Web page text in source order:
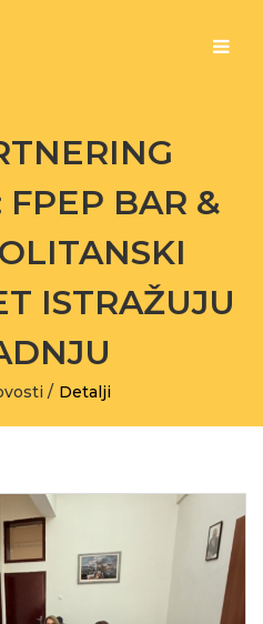
FPEP BAR &
ISTRAŽUJU
/ Detalji